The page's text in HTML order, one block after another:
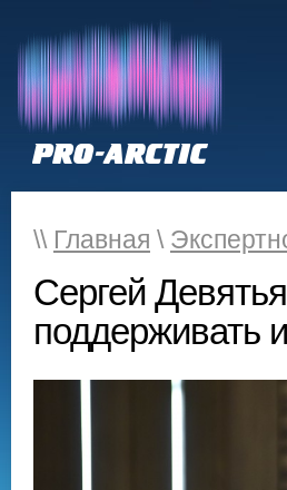
\\ Главная \
Сергей
поддерживать